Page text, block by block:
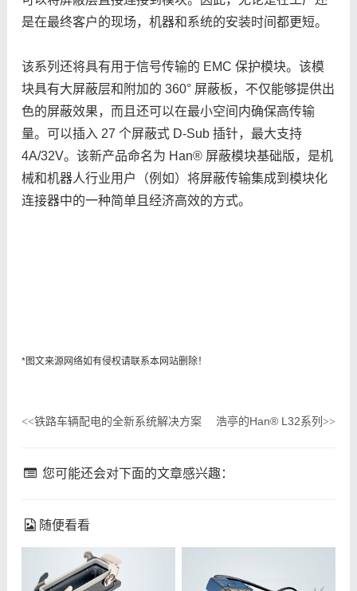
是在最终客户的现场，机器和系统的安装时间都更短。
该系列还将具有用于信号传输的 EMC 保护模块。该模
块具有大屏蔽层和附加的 360° 屏蔽板，不仅能够提供出
色的屏蔽效果，而且还可以在最小空间内确保高传输
量。可以插入 27 个屏蔽式 D-Sub 插针，最大支持
4A/32V。该新产品命名为 Han® 屏蔽模块基础版，是机
械和机器人行业用户（例如）将屏蔽传输集成到模块化
连接器中的一种简单且经济高效的方式。
*图文来源网络如有侵权请联系本网站删除！
<<铁路车辆配电的全新系统解决方案 浩亭的Han® L32系列>>
您可能还会对下面的文章感兴趣：
随便看看